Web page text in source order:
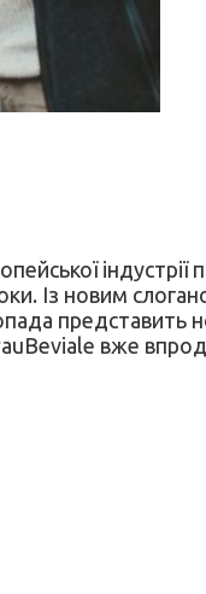
індустрії
Із новим
представить
вже